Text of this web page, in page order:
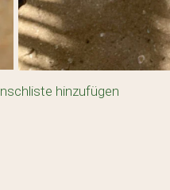
hinzufügen